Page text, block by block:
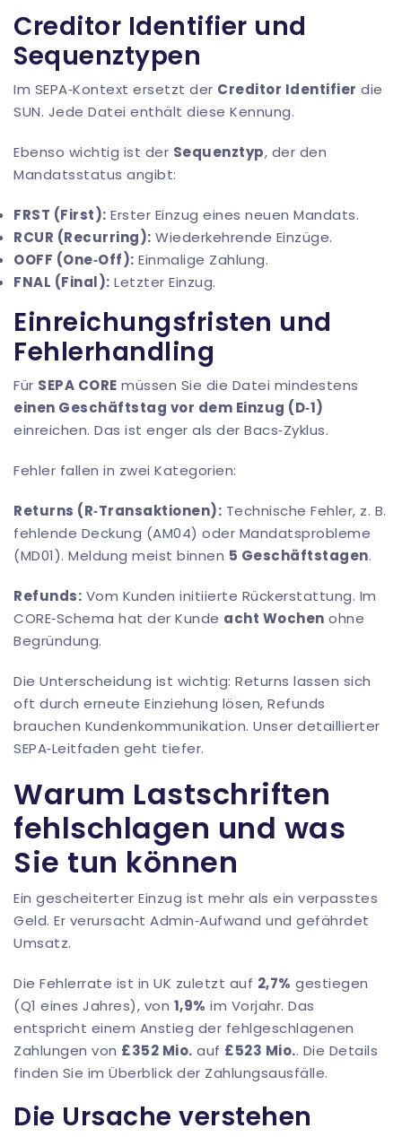
Creditor Identifier und
Sequenztypen
Im SEPA‑Kontext ersetzt der Creditor Identifier die
SUN. Jede Datei enthält diese Kennung.
Ebenso wichtig ist der Sequenztyp, der den
Mandatsstatus angibt:
FRST (First): Erster Einzug eines neuen Mandats.
RCUR (Recurring): Wiederkehrende Einzüge.
OOFF (One‑Off): Einmalige Zahlung.
FNAL (Final): Letzter Einzug.
Einreichungsfristen und
Fehlerhandling
Für SEPA CORE müssen Sie die Datei mindestens
einen Geschäftstag vor dem Einzug (D‑1)
einreichen. Das ist enger als der Bacs‑Zyklus.
Fehler fallen in zwei Kategorien:
Returns (R‑Transaktionen): Technische Fehler, z. B.
fehlende Deckung (AM04) oder Mandatsprobleme
(MD01). Meldung meist binnen 5 Geschäftstagen.
Refunds: Vom Kunden initiierte Rückerstattung. Im
CORE‑Schema hat der Kunde acht Wochen ohne
Begründung.
Die Unterscheidung ist wichtig: Returns lassen sich
oft durch erneute Einziehung lösen, Refunds
brauchen Kundenkommunikation. Unser detaillierter
SEPA‑Leitfaden geht tiefer.
Warum Lastschriften
fehlschlagen und was
Sie tun können
Ein gescheiterter Einzug ist mehr als ein verpasstes
Geld. Er verursacht Admin‑Aufwand und gefährdet
Umsatz.
Die Fehlerrate ist in UK zuletzt auf 2,7% gestiegen
(Q1 eines Jahres), von 1,9% im Vorjahr. Das
entspricht einem Anstieg der fehlgeschlagenen
Zahlungen von £352 Mio. auf £523 Mio.. Die Details
finden Sie im Überblick der Zahlungsausfälle.
Die Ursache verstehen